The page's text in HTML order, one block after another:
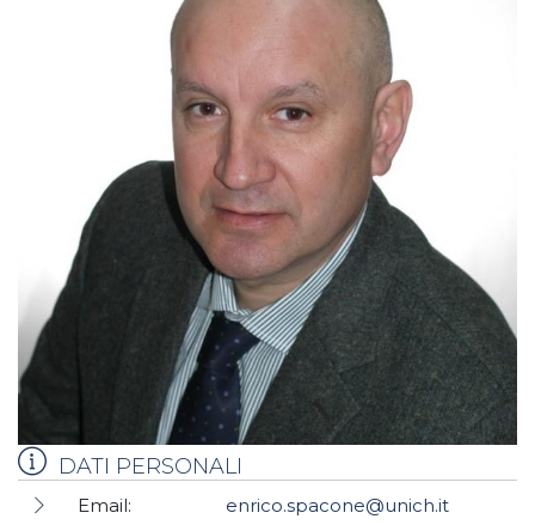
DATI PERSONALI
Email:
enrico.spacone@unich.it